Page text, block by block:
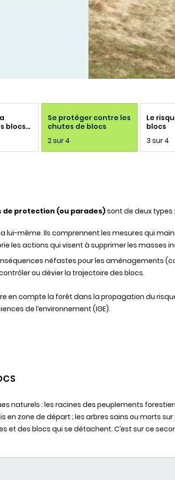
blocs
Se protéger contre les
chutes de blocs
2 sur 4
Le
blocs
3 sur 4
de protection (ou parades)sont de deux types :
lui-même. Ils comprennent les mesures qui
les actions qui visent à supprimer les masses
néfastes pour les aménagements
ou dévier la trajectoire des blocs.
en compte la forêt dans la propagation du
de l’environnement (IGE).
naturels : les racines des peuplements
en zone de départ ; les arbres sains ou morts
et des blocs qui se détachent. C’est sur ce